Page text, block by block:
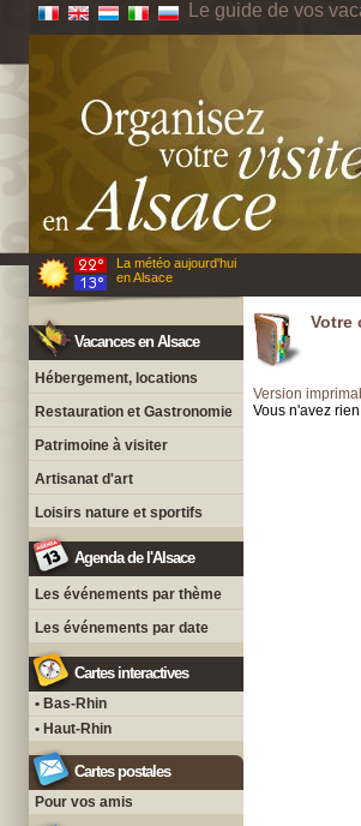
Le guide de vos
La météo aujourd'hui
en Alsace
Vacances en Alsace
Hébergement, locations
Restauration et Gastronomie
Patrimoine à visiter
Artisanat d'art
Loisirs nature et sportifs
Agenda de l'Alsace
Les événements par thème
Les événements par date
Cartes interactives
• Bas-Rhin
• Haut-Rhin
Cartes postales
Pour vos amis
Votre
Version
Vous n'avez